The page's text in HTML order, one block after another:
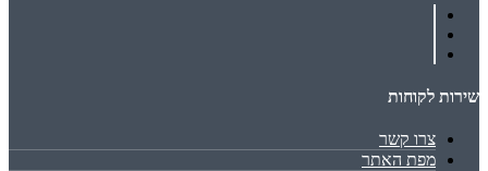
שירות לקוחות
צרו קשר
מפת האתר